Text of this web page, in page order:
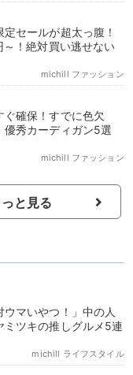
セールが超太っ腹！
！絶対買い逃せない
michill ファッション
確保！すでに色欠
優秀カーディガン5選
michill ファッション
と見る
ウマいやつ！」中の人
ミツキの推しグルメ5連
michill ライフスタイル